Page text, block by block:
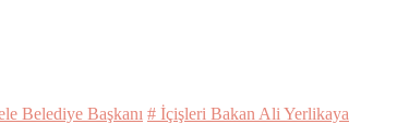
Belediye Başkanı # İçişleri Bakan Ali Yerlikaya